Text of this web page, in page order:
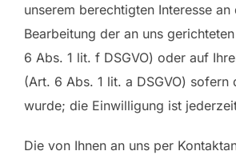
unserem berechtigten Interesse
Bearbeitung der an uns
6 Abs. 1 lit. f DSGVO) oder auf
(Art. 6 Abs. 1 lit. a DSGVO) sofern
wurde; die Einwilligung ist
Die von Ihnen an uns per